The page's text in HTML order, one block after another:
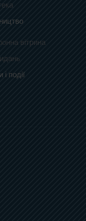
вітрина
події